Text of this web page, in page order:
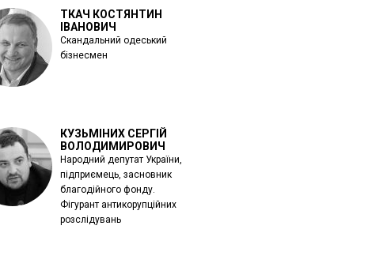
ТКАЧ КОСТЯНТИН
ІВАНОВИЧ
Скандальний одеський
бізнесмен
КУЗЬМІНИХ СЕРГІЙ
ВОЛОДИМИРОВИЧ
Народний депутат України,
підприємець, засновник
благодійного фонду.
Фігурант антикорупційних
розслідувань